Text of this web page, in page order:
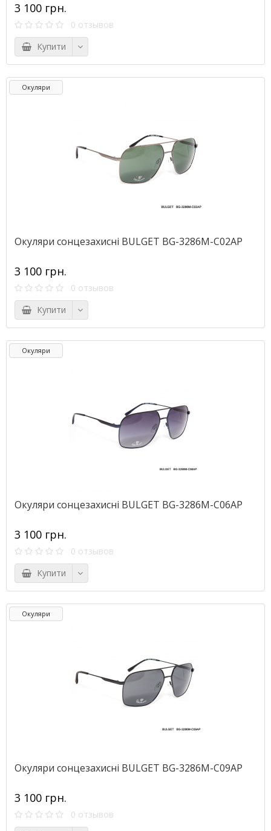
3 100 грн.
0 отзывов
Купити
Окуляри
Окуляри сонцезахисні BULGET BG-3286M-С02AP
3 100 грн.
0 отзывов
Купити
Окуляри
Окуляри сонцезахисні BULGET BG-3286M-С06AP
3 100 грн.
0 отзывов
Купити
Окуляри
Окуляри сонцезахисні BULGET BG-3286M-С09AP
3 100 грн.
0 отзывов